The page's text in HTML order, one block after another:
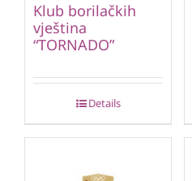
Klub borilačkih
vještina
“TORNADO”
Details